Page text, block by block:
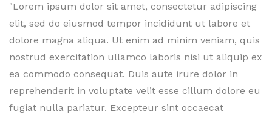
"Lorem ipsum dolor sit amet, consectetur adipiscing
elit, sed do eiusmod tempor incididunt ut labore et
dolore magna aliqua. Ut enim ad minim veniam, quis
nostrud exercitation ullamco laboris nisi ut aliquip ex
ea commodo consequat. Duis aute irure dolor in
reprehenderit in voluptate velit esse cillum dolore eu
fugiat nulla pariatur. Excepteur sint occaecat